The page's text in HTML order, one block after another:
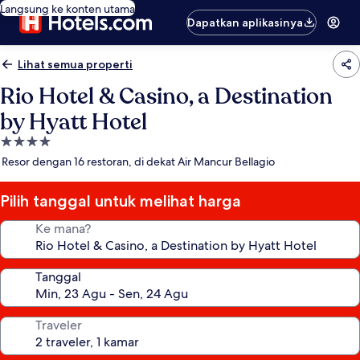
Langsung ke konten utama
Dapatkan aplikasinya
Lihat semua properti
Rio Hotel & Casino, a Destination
by Hyatt Hotel
Properti
bintang
Resor dengan 16 restoran, di dekat Air Mancur Bellagio
Pilih tanggal untuk melihat harga
Ke mana?
Tanggal
Traveler